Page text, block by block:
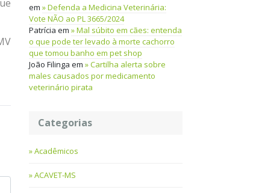
em
Defenda a Medicina Veterinária:
Vote NÃO ao PL 3665/2024
Patrícia em
Mal súbito em cães: entenda
o que pode ter levado à morte cachorro
que tomou banho em pet shop
João Filinga em
Cartilha alerta sobre
males causados por medicamento
veterinário pirata
Categorias
Acadêmicos
ACAVET-MS